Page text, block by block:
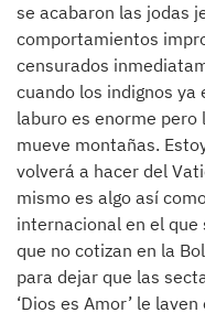
se acabaron las jodas
comportamientos
censurados
cuando los indignos ya
laburo es enorme
mueve montañas.
volverá a hacer del
mismo es algo así
internacional en el que
que no cotizan en la
para dejar que las
‘Dios es Amor’ le